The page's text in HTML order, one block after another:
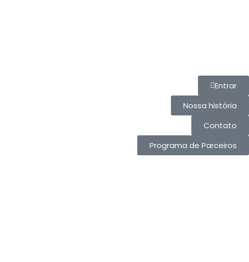
Entrar
Nossa história
Contato
Programa de Parceiros